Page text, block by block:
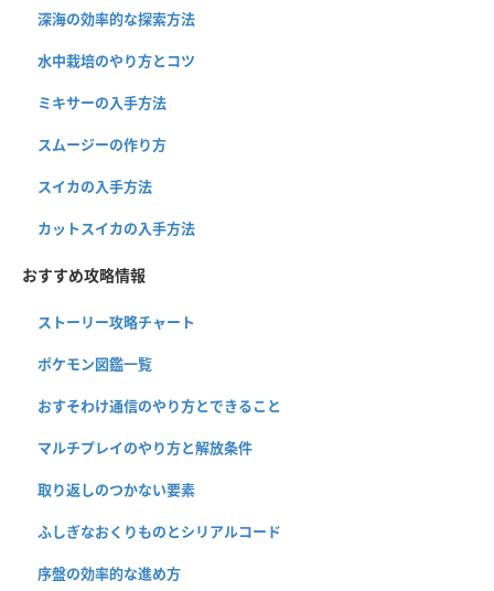
深海の効率的な探索方法
水中栽培のやり方とコツ
ミキサーの入手方法
スムージーの作り方
スイカの入手方法
カットスイカの入手方法
おすすめ攻略情報
ストーリー攻略チャート
ポケモン図鑑一覧
おすそわけ通信のやり方とできること
マルチプレイのやり方と解放条件
取り返しのつかない要素
ふしぎなおくりものとシリアルコード
序盤の効率的な進め方